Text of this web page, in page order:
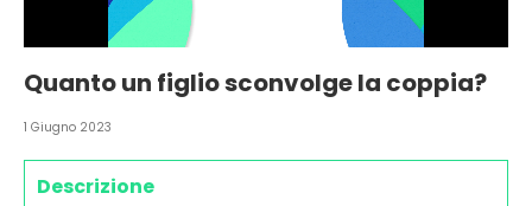
Quanto un figlio sconvolge la coppia?
1 Giugno 2023
Descrizione